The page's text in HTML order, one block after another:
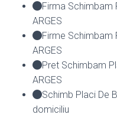
Firma Schimbam
ARGES
Firme Schimbam
ARGES
Pret Schimbam
ARGES
Schimb Placi De
domiciliu